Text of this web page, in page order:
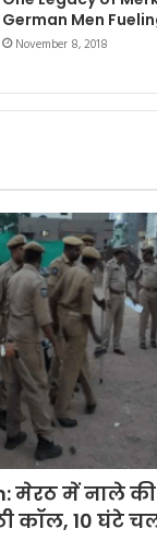
German Men
November 8, 2018
मेरठ में नाले
कॉल, 10 घंटे